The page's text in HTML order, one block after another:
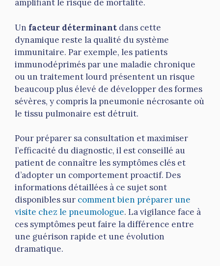
amplifiant le risque de mortalité.
Un facteur déterminant dans cette
dynamique reste la qualité du système
immunitaire. Par exemple, les patients
immunodéprimés par une maladie chronique
ou un traitement lourd présentent un risque
beaucoup plus élevé de développer des formes
sévères, y compris la pneumonie nécrosante où
le tissu pulmonaire est détruit.
Pour préparer sa consultation et maximiser
l’efficacité du diagnostic, il est conseillé au
patient de connaître les symptômes clés et
d’adopter un comportement proactif. Des
informations détaillées à ce sujet sont
disponibles sur comment bien préparer une
visite chez le pneumologue. La vigilance face à
ces symptômes peut faire la différence entre
une guérison rapide et une évolution
dramatique.